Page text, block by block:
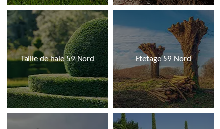
Taille de haie 59 Nord Etetage 59 Nord